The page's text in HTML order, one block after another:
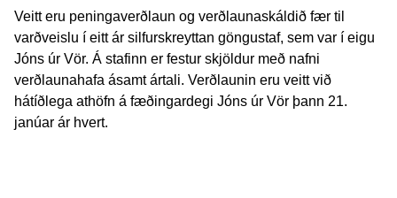
Veitt eru peningaverðlaun og verðlaunaskáldið fær til
varðveislu í eitt ár silfurskreyttan göngustaf, sem var í eigu
Jóns úr Vör. Á stafinn er festur skjöldur með nafni
verðlaunahafa ásamt ártali. Verðlaunin eru veitt við
hátíðlega athöfn á fæðingardegi Jóns úr Vör þann 21.
janúar ár hvert.